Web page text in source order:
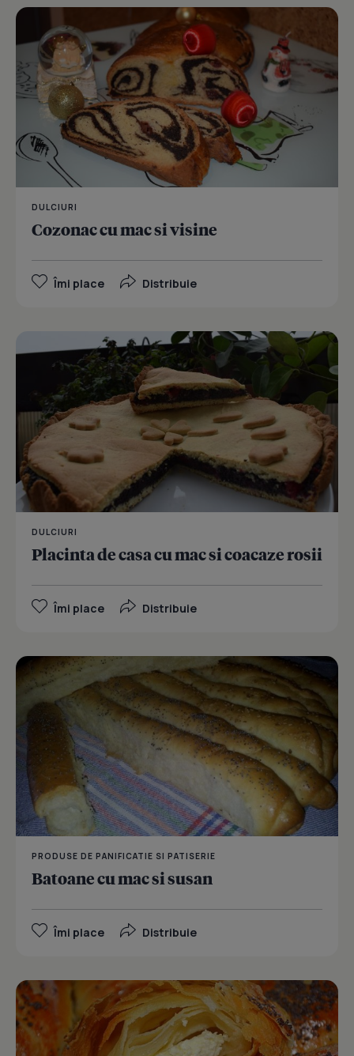
DULCIURI
Cozonac cu mac si visine
Îmi place Distribuie
DULCIURI
Placinta de casa cu mac si coacaze rosii
Îmi place Distribuie
PRODUSE DE PANIFICATIE SI PATISERIE
Batoane cu mac si susan
Îmi place Distribuie